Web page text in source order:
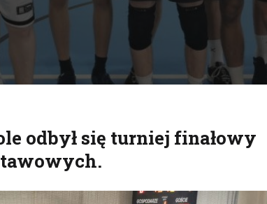
odbył się turniej finałowy